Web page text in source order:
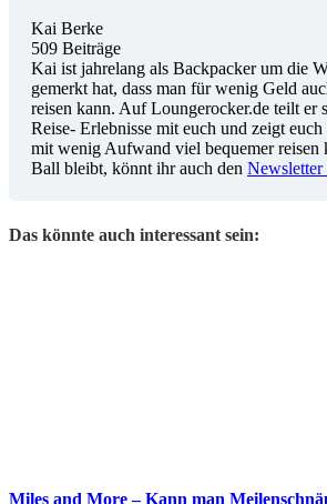
Kai Berke
509 Beiträge
Kai ist jahrelang als Backpacker um die
gemerkt hat, dass man für wenig Geld
reisen kann. Auf Loungerocker.de teilt er
Reise- Erlebnisse mit euch und zeigt
mit wenig Aufwand viel bequemer reisen
Ball bleibt, könnt ihr auch den Newsletter
Das könnte auch interessant sein:
Miles and More – Kann man